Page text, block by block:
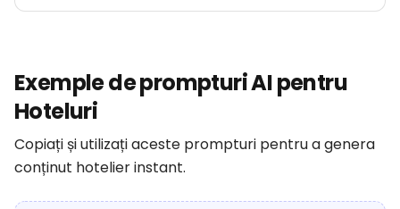
Exemple de prompturi AI pentru
Hoteluri
Copiați și utilizați aceste prompturi pentru a genera
conținut hotelier instant.